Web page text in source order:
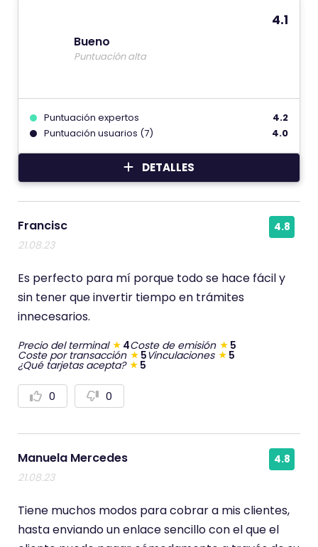
Bueno
Puntuación alta
4.1
Puntuación expertos
4.2
Puntuación usuarios (7)
4.0
DETALLES
Francisc
21.08.23
4.8
Es perfecto para mí porque todo se hace fácil y
sin tener que invertir tiempo en trámites
innecesarios.
Precio del terminal 4Coste de emisión 5
Coste por transacción 5Vinculaciones 5
¿Qué tarjetas acepta? 5
V
o
a
p
o
s
i
i
v
a
0 V
o
a
n
e
i
v
a
0
Manuela Mercedes
21.08.23
4.8
Tiene muchos modos para cobrar a mis clientes,
hasta enviando un enlace sencillo con el que el